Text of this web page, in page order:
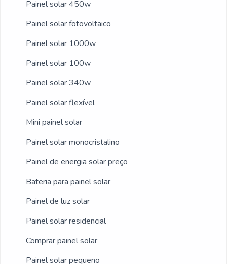
fornecimento de geração de energia solar;
Equipamentos de última
geração.GARANTIA DE QUALIDADE
CROSSPOWER existe o que há de melhor
em empresa de instalação de painel solar.
de inversor solar e instalação placa solar
telhado metálico.É conhecida por ser
comprometida com seus serviços e
possíveis pelo fato de a empresa possuir
escritório de alta qualidade onde são
para executar nossos serviços e projetos
com sistema de ponta em fornecimento de
geração de energia solar. Tudo isso, somado
Painel solar 450w
Painel solar fotovoltaico
Painel solar 1000w
Painel solar 100w
Painel solar 340w
Painel solar flexível
Mini painel solar
Painel solar monocristalino
Painel de energia solar preço
Bateria para painel solar
Painel de luz solar
Painel solar residencial
Comprar painel solar
Painel solar pequeno